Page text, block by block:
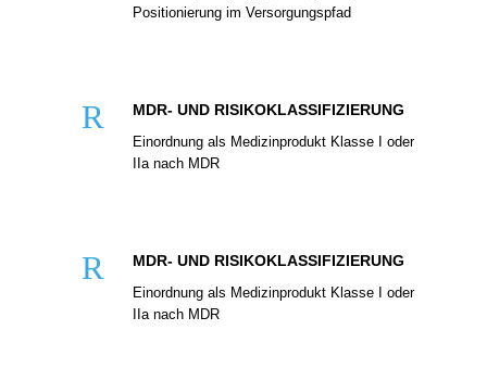
Positionierung im Versorgungspfad
R MDR- UND RISIKOKLASSIFIZIERUNG
Einordnung als Medizinprodukt Klasse I oder
IIa nach MDR
R MDR- UND RISIKOKLASSIFIZIERUNG
Einordnung als Medizinprodukt Klasse I oder
IIa nach MDR